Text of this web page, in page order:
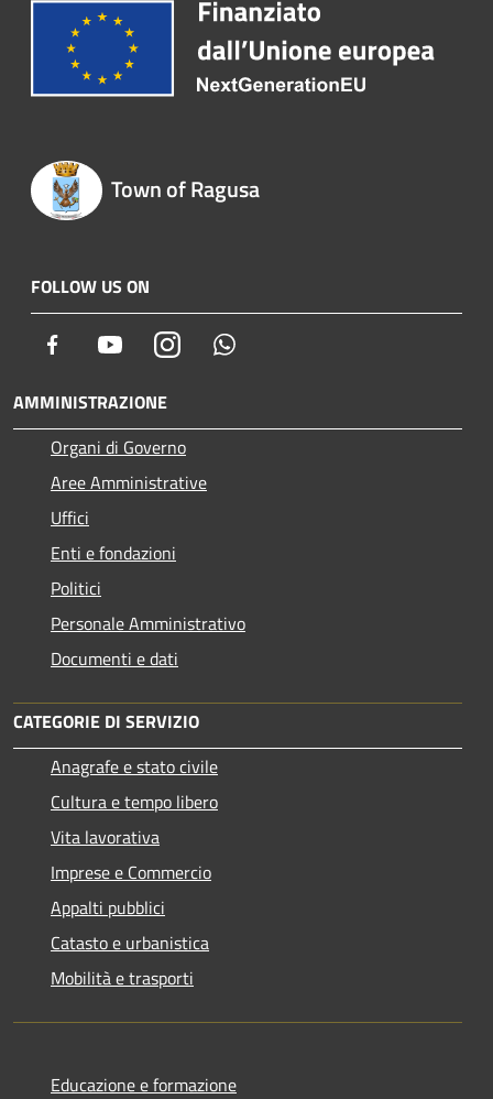
Town of Ragusa
FOLLOW US ON
Facebook YoutubeInstagram
AMMINISTRAZIONE
Organi di Governo
Aree Amministrative
Uffici
Enti e fondazioni
Politici
Personale Amministrativo
Documenti e dati
CATEGORIE DI SERVIZIO
Anagrafe e stato civile
Cultura e tempo libero
Vita lavorativa
Imprese e Commercio
Appalti pubblici
Catasto e urbanistica
Mobilità e trasporti
Educazione e formazione